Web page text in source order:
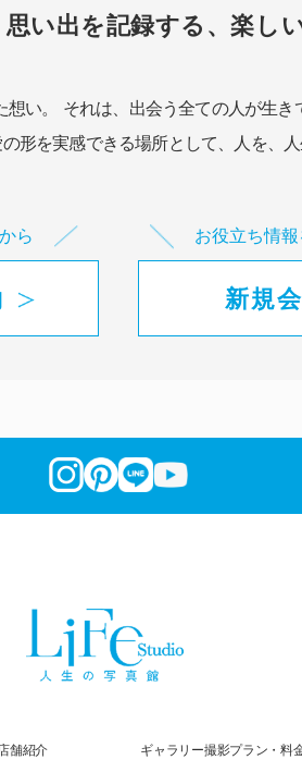
い出を記録する、楽し
い。
それは、出会う全ての人が生き
形を実感できる場所として、
人を、
ら お役立ち情
新規
舗紹介 ギャラリー撮影プラン・料